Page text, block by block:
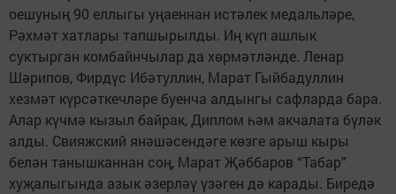
оешуның 90 еллыгы уңаеннан истәлек медальләре,
Рәхмәт хатлары тапшырылды. Иң күп ашлык
суктырган комбайнчылар да хөрмәтләнде. Ленар
Шәрипов, Фирдүс Ибәтуллин, Марат Гыйбадуллин
хезмәт күрсәткечләре буенча алдынгы сафларда бара.
Алар күчмә кызыл байрак, Диплом һәм акчалата бүләк
алды. Свияжский янәшәсендәге көзге арыш кыры
белән танышканнан соң, Марат Җәббаров “Табар”
хуҗалыгында азык әзерләү үзәген дә карады. Биредә